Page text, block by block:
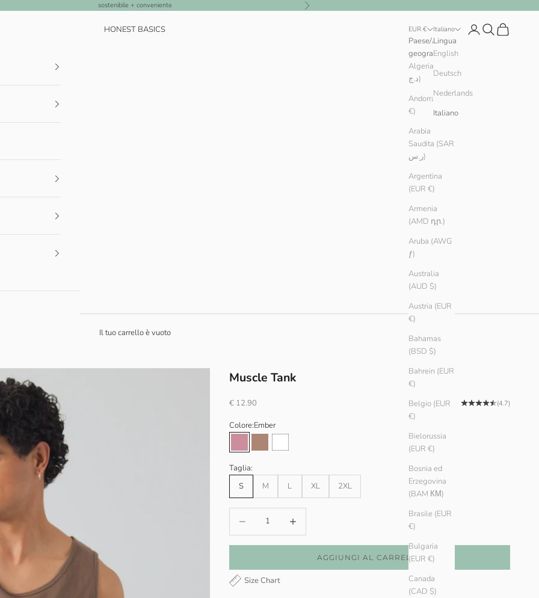
sostenibile + conveniente Successivo
HONEST BASICS EUR €
Paese/Area
geografica
Algeria (DZD
د.ج)
Andorra (EUR
€)
Arabia
Saudita (SAR
ر.س)
Argentina
(EUR €)
Armenia
(AMD դր.)
Aruba (AWG
ƒ)
Australia
(AUD $)
Austria (EUR
€)
Bahamas
(BSD $)
Bahrein (EUR
€)
Belgio (EUR
€)
Bielorussia
(EUR €)
Bosnia ed
Erzegovina
(BAM КМ)
Brasile (EUR
€)
Bulgaria
(EUR €)
Canada
(CAD $)
Italiano
Lingua
English
Deutsch
Nederlands
Italiano
LoginCercaCarrello
Il tuo carrello è vuoto
Muscle Tank
Prezzo scontato
€ 12.90 (4.7)
Colore:Ember
Teak White
Taglia:
S
M L XL 2XL
AGGIUNGI AL CARRELLO
Size Chart